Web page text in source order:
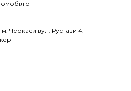
Черкаси вул. Рустави 4.